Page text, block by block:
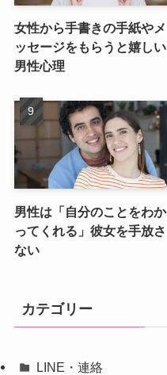
女性から手書きの手紙やメ
ッセージをもらうと嬉しい
男性心理
男性は「自分のことをわか
ってくれる」彼女を手放さ
ない
カテゴリー
LINE・連絡